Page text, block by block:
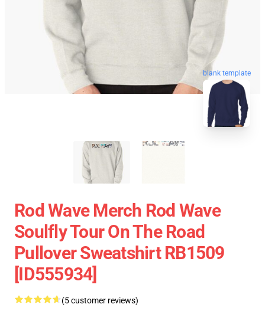
blank template
Rod Wave Merch Rod Wave
Soulfly Tour On The Road
Pullover Sweatshirt RB1509
[ID555934]
(5 customer reviews)